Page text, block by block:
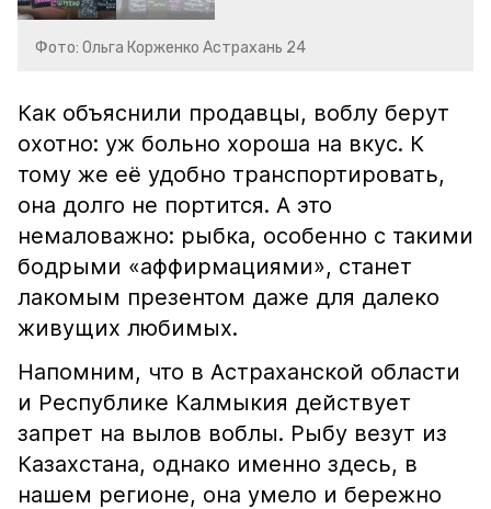
Фото: Ольга Корженко Астрахань 24
Как объяснили продавцы, воблу берут
охотно: уж больно хороша на вкус. К
тому же её удобно транспортировать,
она долго не портится. А это
немаловажно: рыбка, особенно с такими
бодрыми «аффирмациями», станет
лакомым презентом даже для далеко
живущих любимых.
Напомним, что в Астраханской области
и Республике Калмыкия действует
запрет на вылов воблы. Рыбу везут из
Казахстана, однако именно здесь, в
нашем регионе, она умело и бережно